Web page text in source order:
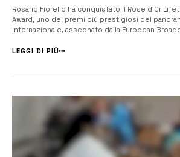
Rosario Fiorello ha conquistato il Rose d’Or
Award, uno dei premi più prestigiosi del
internazionale, assegnato dalla European
impatto duraturo e poliedrico nel mondo dello
LEGGI DI PIÙ